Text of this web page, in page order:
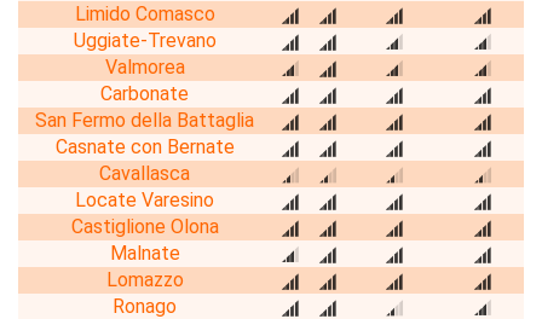
Limido Comasco
Uggiate-Trevano
Valmorea
Carbonate
San Fermo della Battaglia
Casnate con Bernate
Cavallasca
Locate Varesino
Castiglione Olona
Malnate
Lomazzo
Ronago